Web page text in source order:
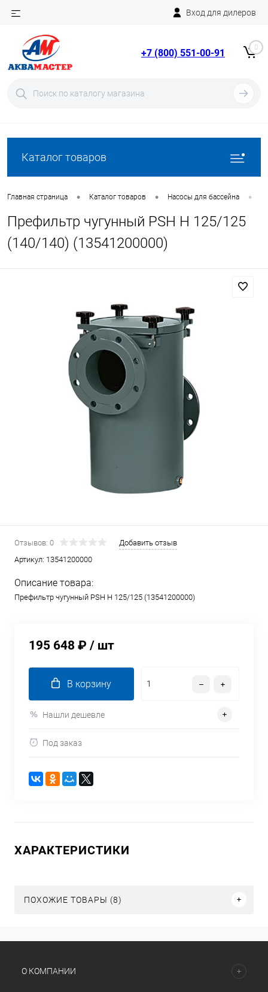
Вход для дилеров
+7 (800) 551-00-91 0
Каталог товаров
Главная страница • Каталог товаров • Насосы для бассейна •
Префильтр чугунный PSH H 125/125
(140/140) (13541200000)
Отзывов: 0
Добавить отзыв
Артикул: 13541200000
Описание товара:
Префильтр чугунный PSH H 125/125 (13541200000)
195 648 ₽ / шт
В корзину
Нашли дешевле
Под заказ
ХАРАКТЕРИСТИКИ
ПОХОЖИЕ ТОВАРЫ (8)
О КОМПАНИИ